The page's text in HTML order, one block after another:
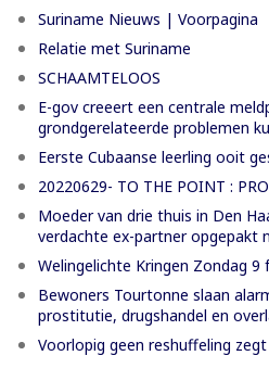
Suriname Nieuws | Voorpagina
Relatie met Suriname
SCHAAMTELOOS
E-gov creeert een centrale
grondgerelateerde problemen
Eerste Cubaanse leerling ooit
20220629- TO THE POINT :
Moeder van drie thuis in Den
verdachte ex-partner opgepakt
Welingelichte Kringen Zondag 9
Bewoners Tourtonne slaan
prostitutie, drugshandel en
Voorlopig geen reshuffeling